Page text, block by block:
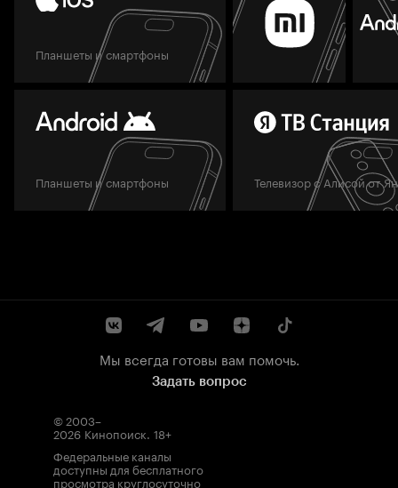
Планшеты и смартфоны
Планшеты и смартфоны Телевизор с Алисой от
Мы всегда готовы вам помочь.
Задать вопрос
© 2003–
2026 Кинопоиск. 18+
Федеральные каналы
доступны для бесплатного
просмотра круглосуточно